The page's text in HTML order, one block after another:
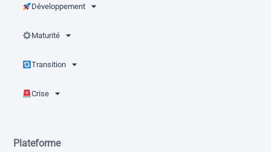
Développement
Maturité
Transition
Crise
Plateforme